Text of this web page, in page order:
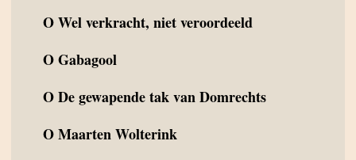
OWel verkracht, niet veroordeeld
OGabagool
ODe gewapende tak van Domrechts
OMaarten Wolterink